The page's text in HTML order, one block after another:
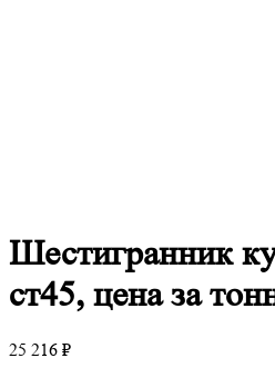
Шестигранник
ст45, цена за
25 216 ₽